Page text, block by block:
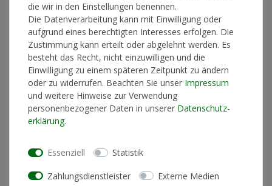
In den Warenkorb
* inkl. ges. MwSt. zzgl.Versandkosten
die wir in den Einstellungen benennen.
Die Datenverarbeitung kann mit Einwilligung oder
aufgrund eines berechtigten Interesses erfolgen. Die
Zustimmung kann erteilt oder abgelehnt werden. Es
besteht das Recht, nicht einzuwilligen und die
Einwilligung zu einem späteren Zeitpunkt zu ändern
oder zu widerrufen. Beachten Sie unser Impressum
und weitere Hinweise zur Verwendung
personenbezogener Daten in unserer Daten­schutz­
erklärung.
Essenziell Statistik
Zahlungsdienstleister Externe Medien